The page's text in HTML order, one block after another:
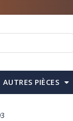
AUTRES PIÈCES